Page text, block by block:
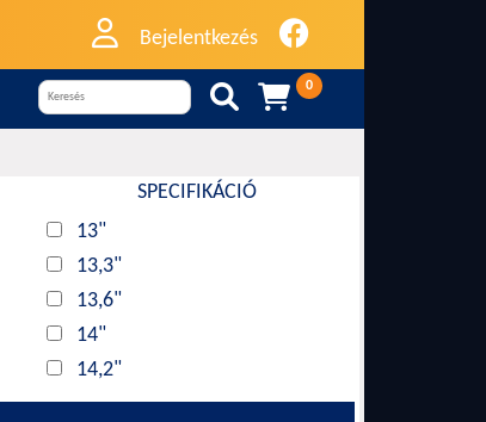
  0
Bejelentkezés
SPECIFIKÁCIÓ
13"
13,3"
13,6"
14"
14,2"
14,5"